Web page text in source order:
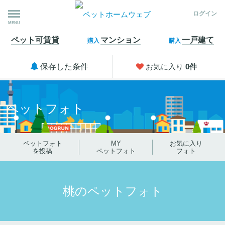
MENU
ログイン
ペット可賃貸 購入 マンション 購入 一戸建て
保存した条件 お気に入り 0件
ペットフォト
ペットフォト
を投稿
MY
ペットフォト
お気に入り
フォト
桃のペットフォト